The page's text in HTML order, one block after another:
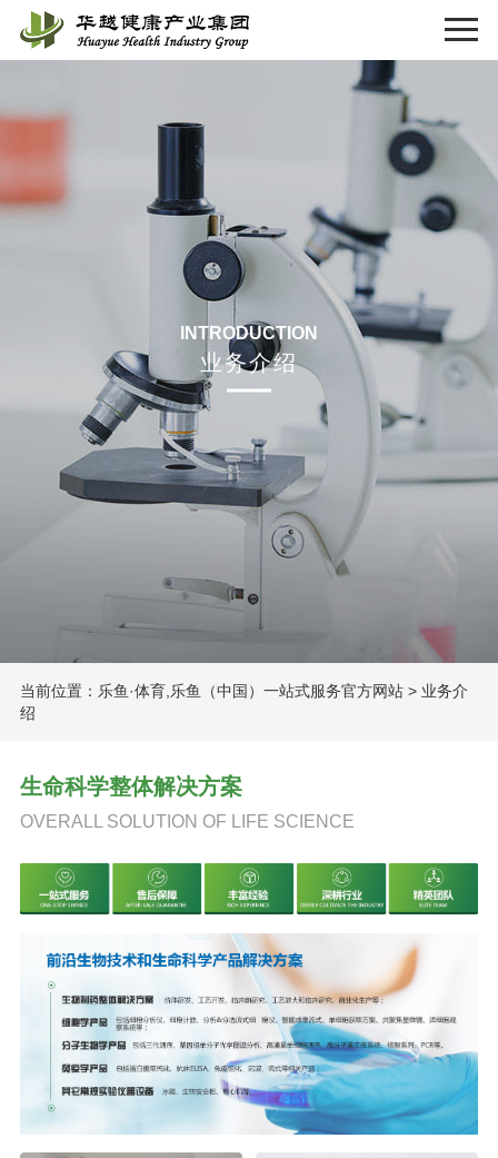
INTRODUCTION
业务介绍
当前位置： 乐鱼·体育,乐鱼（中国）一站式服务官方网站> 业务介
绍
生命科学整体解决方案
OVERALL SOLUTION OF LIFE SCIENCE